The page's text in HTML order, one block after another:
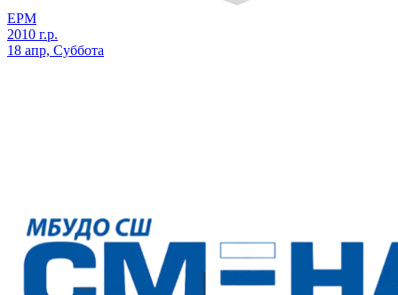
ЕРМ
2010 г.р.
18 апр, Суббота